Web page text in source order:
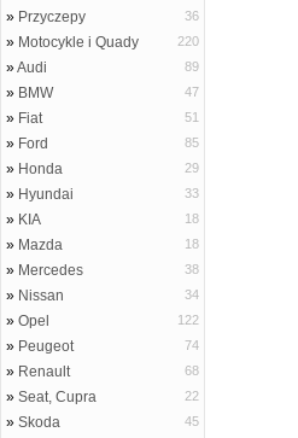
» Przyczepy 36
» Motocykle i Quady 220
»Audi 89
» BMW 47
» Fiat 51
» Ford 85
» Honda 29
» Hyundai 33
» KIA 18
» Mazda 18
» Mercedes 38
» Nissan 34
» Opel 122
» Peugeot 74
» Renault 68
» Seat, Cupra 22
» Skoda 45